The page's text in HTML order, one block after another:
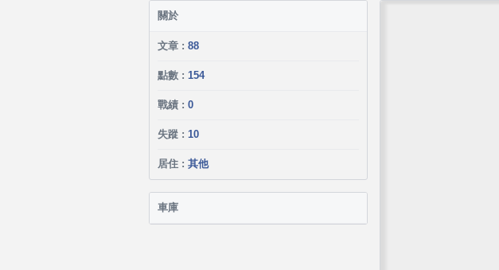
關於
文章 : 88
點數 : 154
戰績 : 0
失蹤 : 10
居住 : 其他
車庫